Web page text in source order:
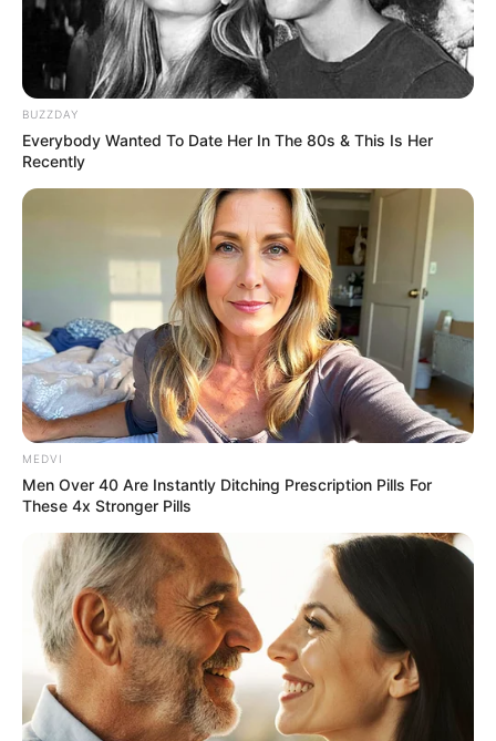
Why this ordinary drink is the secret to feeling
your best every day
CTA LOVE
TV Couples Who Would Never Be Together: 9 Is
Just Too Weird
BRAINBERRIES
BUZZDAY
Everybody Wanted To Date Her In The 80s & This Is Her
Recently
MEDVI
Men Over 40 Are Instantly Ditching Prescription Pills For
These 4x Stronger Pills